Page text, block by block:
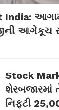
આગેકૂચ
Stock
નિફ્ટી